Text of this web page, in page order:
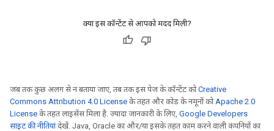
क्या इस कॉन्टेंट से आपको मदद मिली?
जब तक कुछ अलग से न बताया जाए, तब तक इस पेज के कॉन्टेंट कोCreative
Commons Attribution 4.0 License के तहत और कोड के नमूनों कोApache 2.0
License के तहत लाइसेंस मिला है. ज़्यादा जानकारी के लिए, Google Developers
साइट की नीतियांदेखें. Java, Oracle का और/या इसके तहत काम करने वाली कंपनियों का